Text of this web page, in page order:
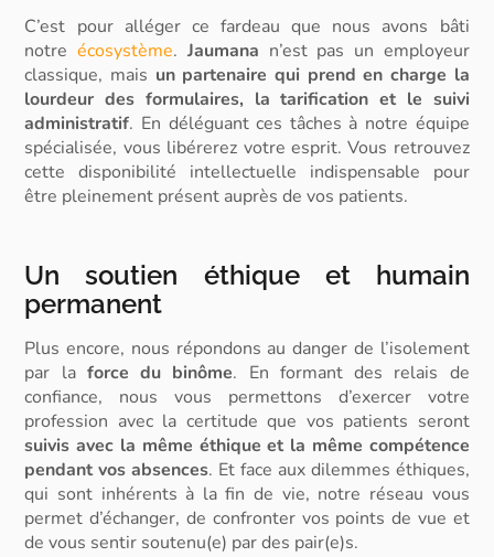
C’est pour alléger ce fardeau que nous avons bâti
notreécosystème. Jaumana n’est pas un employeur
classique, mais un partenaire qui prend en charge la
lourdeur des formulaires, la tarification et le suivi
administratif. En déléguant ces tâches à notre équipe
spécialisée, vous libérerez votre esprit. Vous retrouvez
cette disponibilité intellectuelle indispensable pour
être pleinement présent auprès de vos patients.
Un soutien éthique et humain
permanent
Plus encore, nous répondons au danger de l’isolement
par la force du binôme. En formant des relais de
confiance, nous vous permettons d’exercer votre
profession avec la certitude que vos patients seront
suivis avec la même éthique et la même compétence
pendant vos absences. Et face aux dilemmes éthiques,
qui sont inhérents à la fin de vie, notre réseau vous
permet d’échanger, de confronter vos points de vue et
de vous sentir soutenu(e) par des pair(e)s.